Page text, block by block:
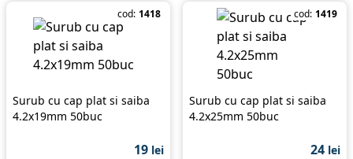
cod: 1418
Surub cu cap plat si saiba
4.2x19mm 50buc
19 lei
cod: 1419
Surub cu cap plat si saiba
4.2x25mm 50buc
24 lei